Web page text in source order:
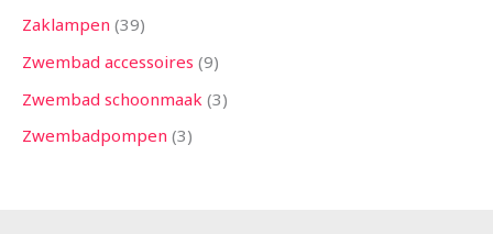
Zaklampen 39
Zwembad accessoires 9
Zwembad schoonmaak 3
Zwembadpompen 3